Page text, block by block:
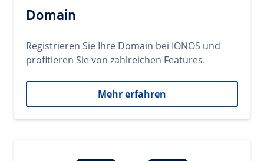
Domain
Registrieren Sie Ihre Domain bei IONOS und
profitieren Sie von zahlreichen Features.
Mehr erfahren